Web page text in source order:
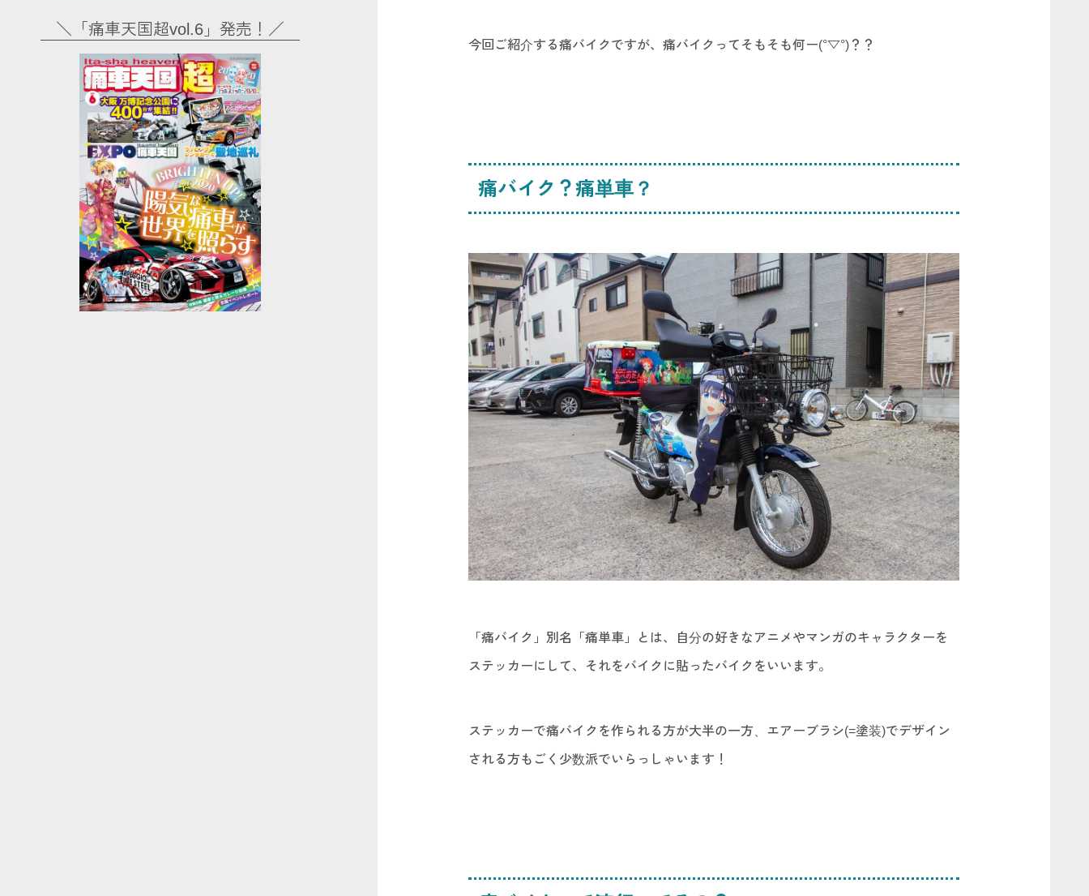
＼「痛車天国超vol.6」発売！／
今回ご紹介する痛バイクですが、痛バイクってそもそも何ー(°▽°)？？
痛バイク？痛単車？
「痛バイク」別名「痛単車」とは、自分の好きなアニメやマンガのキャラクターを
ステッカーにして、それをバイクに貼ったバイクをいいます。
ステッカーで痛バイクを作られる方が大半の一方、エアーブラシ(=塗装)でデザイン
される方もごく少数派でいらっしゃいます！